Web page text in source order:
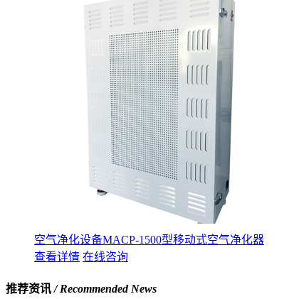
空气净化设备MACP-1500型移动式空气净化器
查看详情 在线咨询
推荐资讯/ Recommended News